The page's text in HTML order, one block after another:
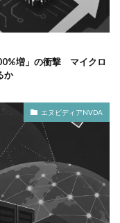
増」の衝撃 マイクロ
か
エヌビディアNVDA